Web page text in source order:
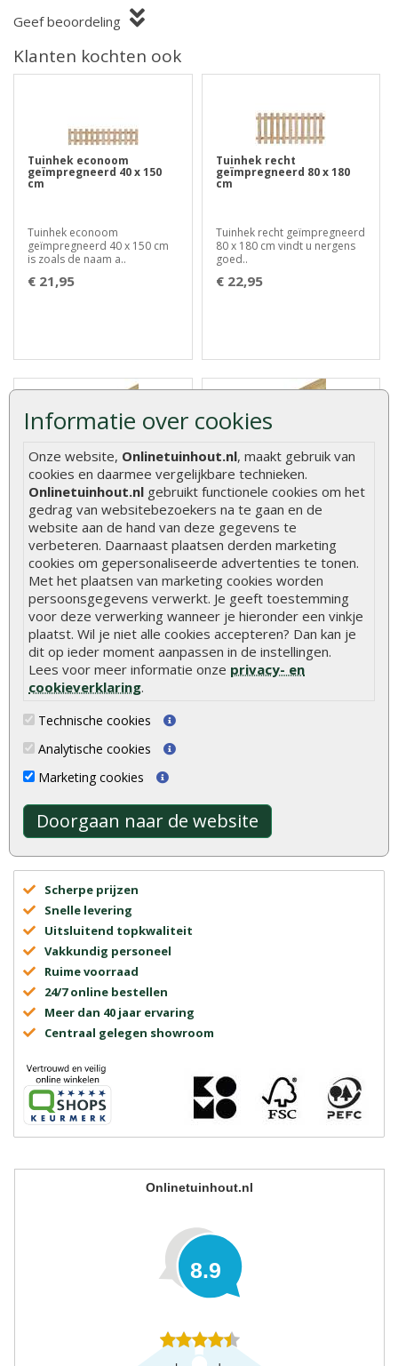
Informatie over cookies
Onze website, Onlinetuinhout.nl, maakt gebruik van
cookies en daarmee vergelijkbare technieken.
Onlinetuinhout.nl gebruikt functionele cookies om het
gedrag van websitebezoekers na te gaan en de
website aan de hand van deze gegevens te
verbeteren. Daarnaast plaatsen derden marketing
cookies om gepersonaliseerde advertenties te tonen.
Met het plaatsen van marketing cookies worden
persoonsgegevens verwerkt. Je geeft toestemming
voor deze verwerking wanneer je hieronder een vinkje
plaatst. Wil je niet alle cookies accepteren? Dan kan je
dit op ieder moment aanpassen in de instellingen.
Lees voor meer informatie onze privacy- en
cookieverklaring.
Technische cookies
Analytische cookies
Marketing cookies
Doorgaan naar de website
Geef beoordeling
Klanten kochten ook
Tuinhek econoom
geïmpregneerd 40 x 150
cm
Tuinhek econoom
geïmpregneerd 40 x 150 cm
is zoals de naam a..
€ 21,95
Tuinhek recht
geïmpregneerd 80 x 180
cm
Tuinhek recht geïmpregneerd
80 x 180 cm vindt u nergens
goed..
€ 22,95
Rabatplank vuren
geïmpregneerd 1,9 x 14,5
cm
Rabatplank vuren
geïmpregneerd 1,9 x 14,5 cm,
zeer stevige r..
€ 7,95
Tuinpaal geïmpregneerd
grenen 6,8 x 6,8 cm
De Tuinpaal Geïmpregneerd
Grenen 6.8 x 6.8 cm biedt een
ster..
€ 8,00
Advies of vragen?We helpen u graag
0320 - 258604
info@onlinetuinhout.nl
Scherpe prijzen
Snelle levering
Uitsluitend topkwaliteit
Vakkundig personeel
Ruime voorraad
24/7 online bestellen
Meer dan 40 jaar ervaring
Centraal gelegen showroom
Onlinetuinhout.nl
8.9